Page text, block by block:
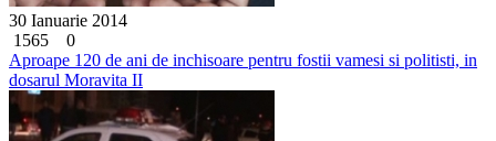
30 Ianuarie 2014
1565
0
Aproape 120 de ani de inchisoare pentru fostii vamesi si politisti, in
dosarul Moravita II